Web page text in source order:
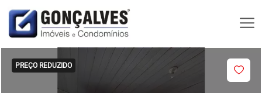
PREÇO REDUZIDO